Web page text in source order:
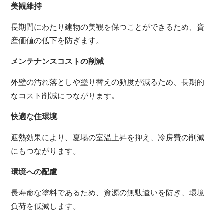
美観維持
長期間にわたり建物の美観を保つことができるため、資
産価値の低下を防ぎます。
メンテナンスコストの削減
外壁の汚れ落としや塗り替えの頻度が減るため、長期的
なコスト削減につながります。
快適な住環境
遮熱効果により、夏場の室温上昇を抑え、冷房費の削減
にもつながります。
環境への配慮
長寿命な塗料であるため、資源の無駄遣いを防ぎ、環境
負荷を低減します。